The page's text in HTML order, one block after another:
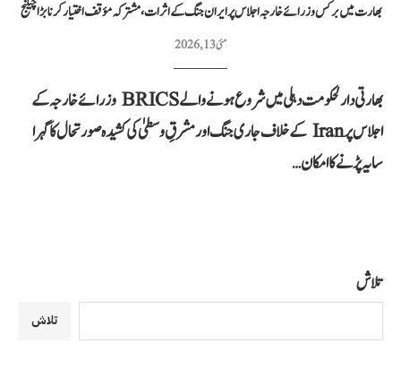
بھارت میں برکس وزرائے خارجہ اجلاس پر ایران جنگ کے اثرات، مشترکہ مؤقف اختیار کرنا بڑا چیلنج
مئی 13, 2026
بھارتی دارلحکومت دہلی میں شروع ہونے والے BRICS وزرائے خارجہ کے
اجلاس پر Iran کے خلاف جاری جنگ اور مشرقِ وسطیٰ کی کشیدہ صورتحال کا گہرا
سایہ پڑنے کا امکان…
تلاش
تلاش